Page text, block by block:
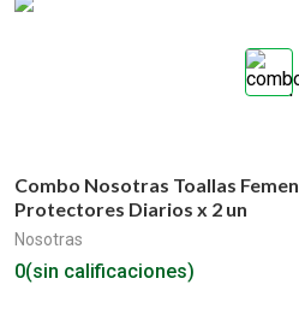
Combo Nosotras Toallas
Protectores Diarios x 2 un
Nosotras
0(sin calificaciones)
2.
8.get the look
9.nyx
10.serum elvive